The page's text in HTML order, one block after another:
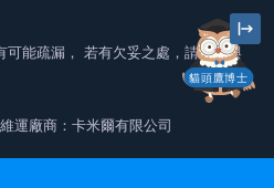
貓頭鷹博士
可能疏漏， 若有欠妥之處，請隨時與
維運廠商：卡米爾有限公司